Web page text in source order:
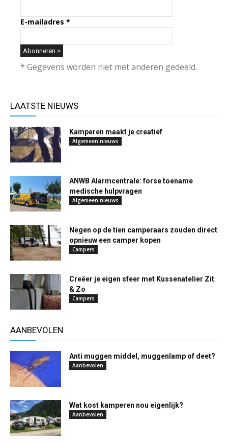
E-mailadres *
* Gegevens worden niet met anderen gedeeld.
LAATSTE NIEUWS
Kamperen maakt je creatief
Algemeen nieuws
ANWB Alarmcentrale: forse toename
medische hulpvragen
Algemeen nieuws
Negen op de tien camperaars zouden direct
opnieuw een camper kopen
Campers
Creëer je eigen sfeer met Kussenatelier Zit
& Zo
Campers
AANBEVOLEN
Anti muggen middel, muggenlamp of deet?
Aanbevolen
Wat kost kamperen nou eigenlijk?
Aanbevolen